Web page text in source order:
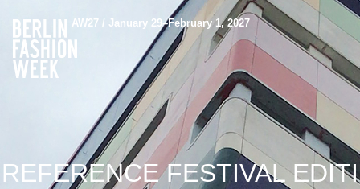
AW27 / January 29–February 1, 2027
REFERENCE FESTIVAL EDITI